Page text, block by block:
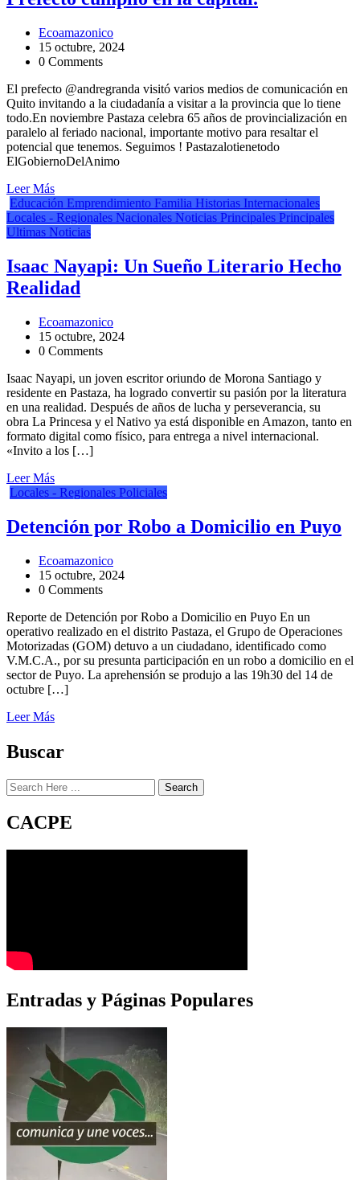
Ecoamazonico
15 octubre, 2024
0 Comments
El prefecto @andregranda visitó varios medios de comunicación en
Quito invitando a la ciudadanía a visitar a la provincia que lo tiene
todo.En noviembre Pastaza celebra 65 años de provincialización en
paralelo al feriado nacional, importante motivo para resaltar el
potencial que tenemos. Seguimos ! Pastazalotienetodo
ElGobiernoDelAnimo
Leer Más
Educación Emprendimiento Familia Historias Internacionales
Locales - Regionales Nacionales Noticias Principales Principales
Ultimas Noticias
Isaac Nayapi: Un Sueño Literario Hecho
Realidad
Ecoamazonico
15 octubre, 2024
0 Comments
Isaac Nayapi, un joven escritor oriundo de Morona Santiago y
residente en Pastaza, ha logrado convertir su pasión por la literatura
en una realidad. Después de años de lucha y perseverancia, su
obra La Princesa y el Nativo ya está disponible en Amazon, tanto en
formato digital como físico, para entrega a nivel internacional.
«Invito a los […]
Leer Más
Locales - Regionales Policiales
Detención por Robo a Domicilio en Puyo
Ecoamazonico
15 octubre, 2024
0 Comments
Reporte de Detención por Robo a Domicilio en Puyo En un
operativo realizado en el distrito Pastaza, el Grupo de Operaciones
Motorizadas (GOM) detuvo a un ciudadano, identificado como
V.M.C.A., por su presunta participación en un robo a domicilio en el
sector de Puyo. La aprehensión se produjo a las 19h30 del 14 de
octubre […]
Leer Más
Buscar
Search
CACPE
Entradas y Páginas Populares